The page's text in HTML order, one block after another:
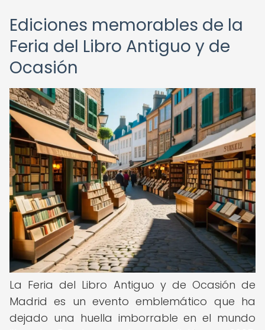
Ediciones memorables de la
Feria del Libro Antiguo y de
Ocasión
La Feria del Libro Antiguo y de Ocasión de
Madrid es un evento emblemático que ha
dejado una huella imborrable en el mundo